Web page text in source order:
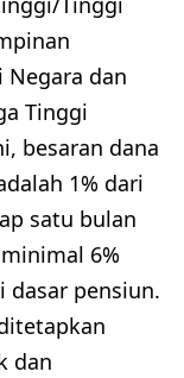
Negara dan
Tinggi
besaran dana
1% dari
satu bulan
6%
dasar pensiun.
dan